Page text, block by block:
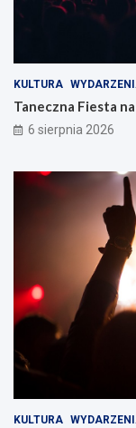
KULTURA
Taneczna Fiesta
6 sierpnia 2026
KULTURA